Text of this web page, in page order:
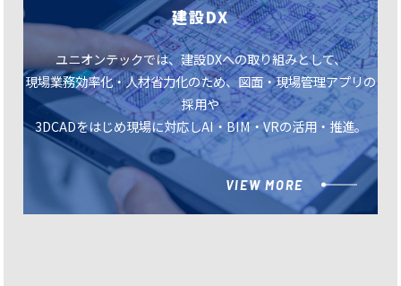
建設DX
ユニオンテックでは、建設DXへの取り組みとして、
現場業務効率化・人材省力化のため、図面・現場管理アプリの
採用や
3DCADをはじめ現場に対応しAI・BIM・VRの活用・推進。
VIEW MORE